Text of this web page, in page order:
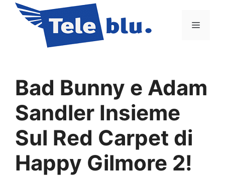
contenuto
Menu
Bad Bunny e Adam
Sandler Insieme
Sul Red Carpet di
Happy Gilmore 2!